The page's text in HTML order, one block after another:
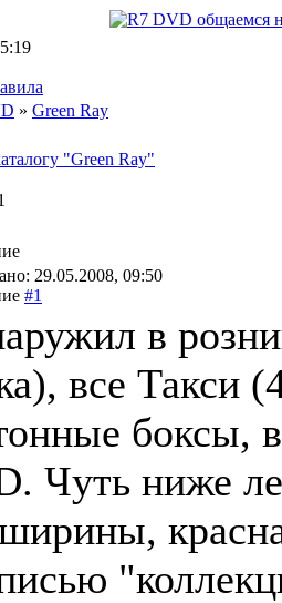
» Green Ray
"Green Ray"
29.05.2008, 09:50
#1
в
все Такси
боксы,
Чуть ниже